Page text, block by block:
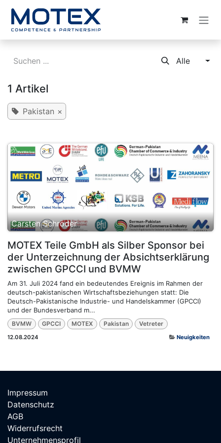
Alle
1 Artikel
Pakistan ×
Carsten Schröder
MOTEX Teile GmbH als Silber Sponsor bei
der Unterzeichnung der Absichtserklärung
zwischen GPCCI und BVMW
Am 31. Juli 2024 fand ein bedeutendes Ereignis im Rahmen der
deutsch-pakistanischen Wirtschaftsbeziehungen statt: Die
Deutsch-Pakistanische Industrie- und Handelskammer (GPCCI)
und der Bundesverband m...
BVMW GPCCI MOTEX Pakistan Vetreter
12.08.2024 Neuigkeiten
Impressum
Datenschutz
AGB
Widerrufsrecht
Unternehmensprofil